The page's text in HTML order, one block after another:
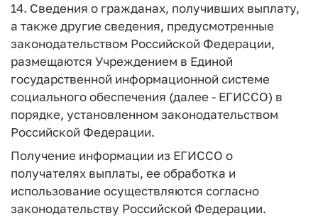
14. Сведения о гражданах, получивших выплату,
а также другие сведения, предусмотренные
законодательством Российской Федерации,
размещаются Учреждением в Единой
государственной информационной системе
социального обеспечения (далее - ЕГИССО) в
порядке, установленном законодательством
Российской Федерации.
Получение информации из ЕГИССО о
получателях выплаты, ее обработка и
использование осуществляются согласно
законодательству Российской Федерации.